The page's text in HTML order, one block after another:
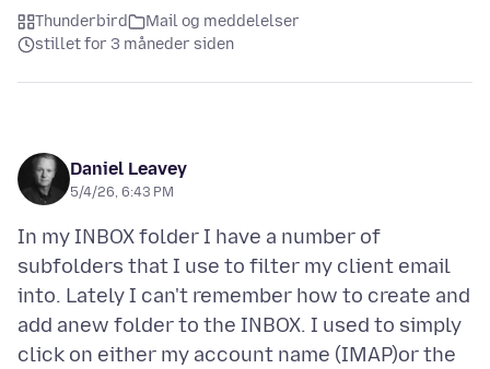
Thunderbird
Mail og meddelelser
stillet for 3 måneder siden
Daniel Leavey
5/4/26, 6:43 PM
In my INBOX folder I have a number of
subfolders that I use to filter my client email
into. Lately I can't remember how to create and
add anew folder to the INBOX. I used to simply
click on either my account name (IMAP)or the